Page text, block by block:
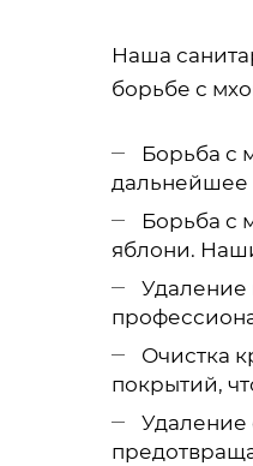
Наша
борьбе с
Борьба с
дальнейшее
Борьба с
яблони.
Удаление
Очистка
покрытий,
Удаление